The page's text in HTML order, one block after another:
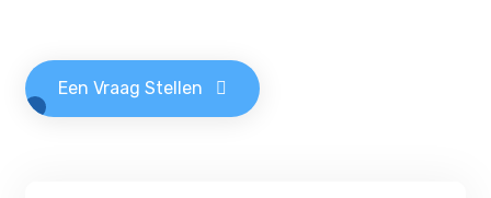
Een Vraag Stellen